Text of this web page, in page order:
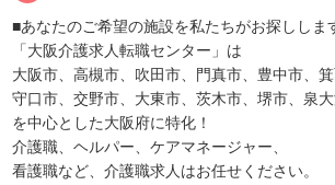
■あなたのご希望の施設を私たちがお探ししま
「大阪介護求人転職センター」は
大阪市、高槻市、吹田市、門真市、豊中市、箕
守口市、交野市、大東市、茨木市、堺市、泉大
を中心とした大阪府に特化！
介護職、ヘルパー、ケアマネージャー、
看護職など、介護職求人はお任せください。